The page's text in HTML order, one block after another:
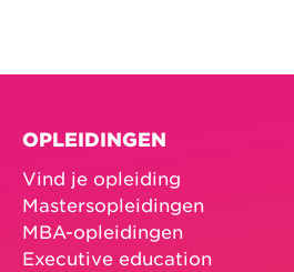
OPLEIDINGEN
Vind je opleiding
Mastersopleidingen
MBA-opleidingen
Executive education